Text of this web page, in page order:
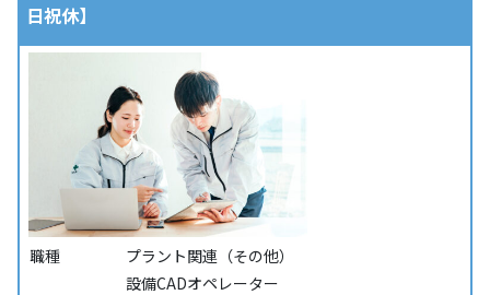
日祝休】
職種
プラント関連（その他）
設備CADオペレーター